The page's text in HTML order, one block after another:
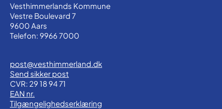
Vesthimmerlands Kommune
Vestre Boulevard 7
9600 Aars
Telefon: 9966 7000
post@vesthimmerland.dk
Send sikker post
CVR: 29 18 94 71
EAN nr.
Tilgængelighedserklæring